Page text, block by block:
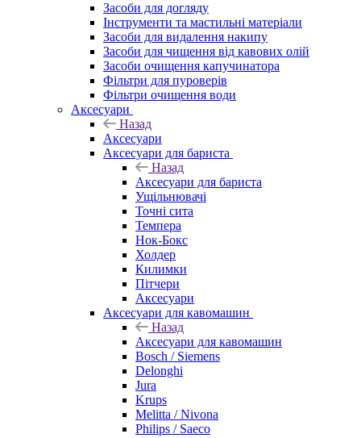
Засоби для догляду
Інструменти та мастильні матеріали
Засоби для видалення накипу
Засоби для чищення від кавових олій
Засоби очищення капучинатора
Фільтри для пуроверів
Фільтри очищення води
Аксесуари
Назад
Аксесуари
Аксесуари для бариста
Назад
Аксесуари для бариста
Ущільнювачі
Точні сита
Темпера
Нок-Бокс
Холдер
Килимки
Пітчери
Аксесуари
Аксесуари для кавомашин
Назад
Аксесуари для кавомашин
Bosch / Siemens
Delonghi
Jura
Krups
Melitta / Nivona
Philips / Saeco